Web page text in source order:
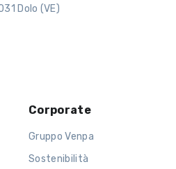
Dolo (VE)
Corporate
Gruppo Venpa
Sostenibilità